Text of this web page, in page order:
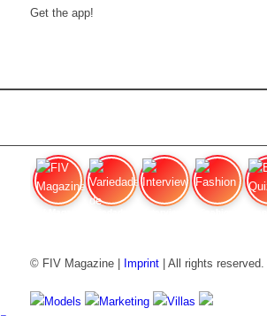
Get the app!
© FIV Magazine | Imprint| All rights reserved.
Models Marketing Villas